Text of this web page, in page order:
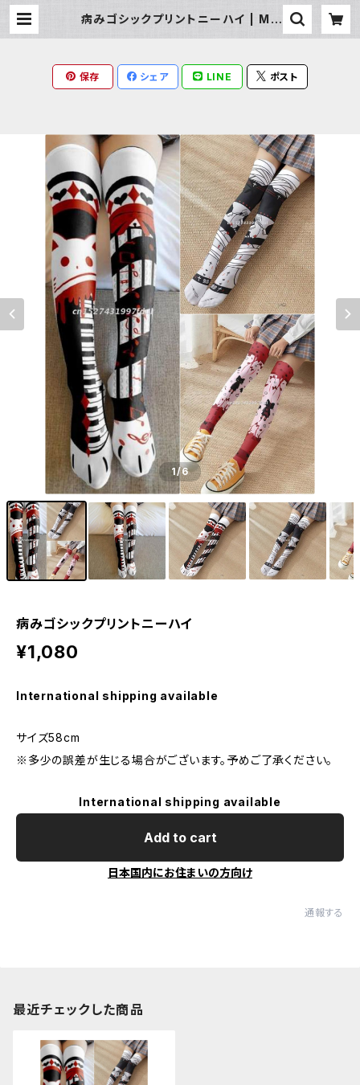
病みゴシックプリントニーハイ | Mil
保存 シェア LINE ポスト
1/6
病みゴシックプリントニーハイ
¥1,080
International shipping available
サイズ58cm
※多少の誤差が生じる場合がございます。予めご了承ください。
International shipping available
Add to cart
日本国内にお住まいの方向け
通報する
最近チェックした商品